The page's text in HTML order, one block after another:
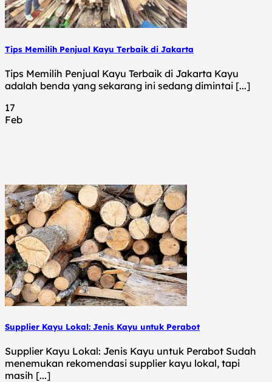
Tips Memilih Penjual Kayu Terbaik di Jakarta
Tips Memilih Penjual Kayu Terbaik di Jakarta Kayu
adalah benda yang sekarang ini sedang dimintai [...]
17
Feb
Supplier Kayu Lokal: Jenis Kayu untuk Perabot
Supplier Kayu Lokal: Jenis Kayu untuk Perabot Sudah
menemukan rekomendasi supplier kayu lokal, tapi
masih [...]